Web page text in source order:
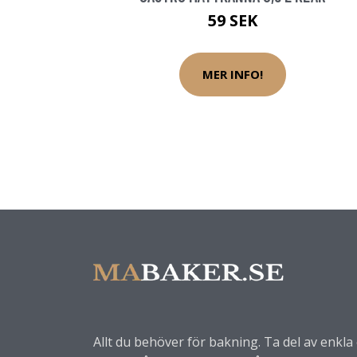
59 SEK
MER INFO!
Allt du behöver för bakning. Ta del av enkla